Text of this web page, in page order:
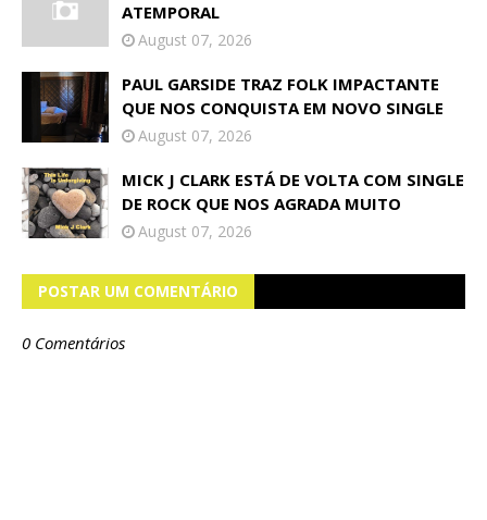
ATEMPORAL
August 07, 2026
PAUL GARSIDE TRAZ FOLK IMPACTANTE
QUE NOS CONQUISTA EM NOVO SINGLE
August 07, 2026
MICK J CLARK ESTÁ DE VOLTA COM SINGLE
DE ROCK QUE NOS AGRADA MUITO
August 07, 2026
POSTAR UM COMENTÁRIO
0 Comentários